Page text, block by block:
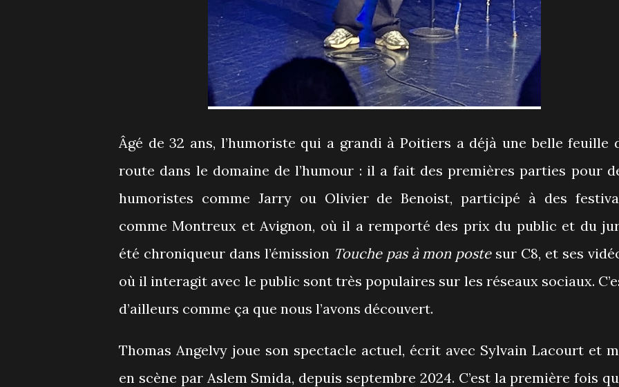
Âgé de 32 ans, l’humoriste qui a grandi à Poitiers a déjà une belle feuille
route dans le domaine de l’humour : il a fait des premières parties pour
humoristes comme Jarry ou Olivier de Benoist, participé à des
comme Montreux et Avignon, où il a remporté des prix du public et du
été chroniqueur dans l’émission Touche pas à mon postesur C8, et ses
où il interagit avec le public sont très populaires sur les réseaux sociaux.
d’ailleurs comme ça que nous l’avons découvert.
Thomas Angelvy joue son spectacle actuel, écrit avec Sylvain Lacourt et
en scène par Aslem Smida, depuis septembre 2024. C’est la première fois